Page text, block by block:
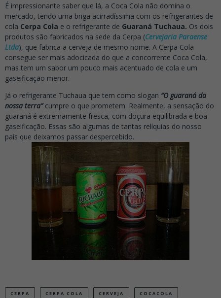
É impressionante saber que lá, a Coca Cola não domina o
mercado, tendo uma briga acirradíssima com os refrigerantes de
cola Cerpa Cola e o refrigerante de Guaraná Tuchaua. Os dois
produtos são fabricados na sede da Cerpa (Cervejaria Paraense
Ltda), que fabrica a cerveja de mesmo nome. A Cerpa Cola
consegue ser mais adocicada do que a concorrente Coca Cola,
mas tem um sabor um pouco mais acentuado de cola e um
gaseificação menor.
Já o refrigerante Tuchaua que tem como slogan “O guaraná da
nossa terra”cumpre o que prometem. Realmente, a sensação do
guaraná é extremamente fresca, com doçura equilibrada e boa
gaseificação. Essas são algumas de tantas relíquias do nosso
país que deixamos passar despercebido.
CERPA CERPA COLA CERVEJA COCACOLA